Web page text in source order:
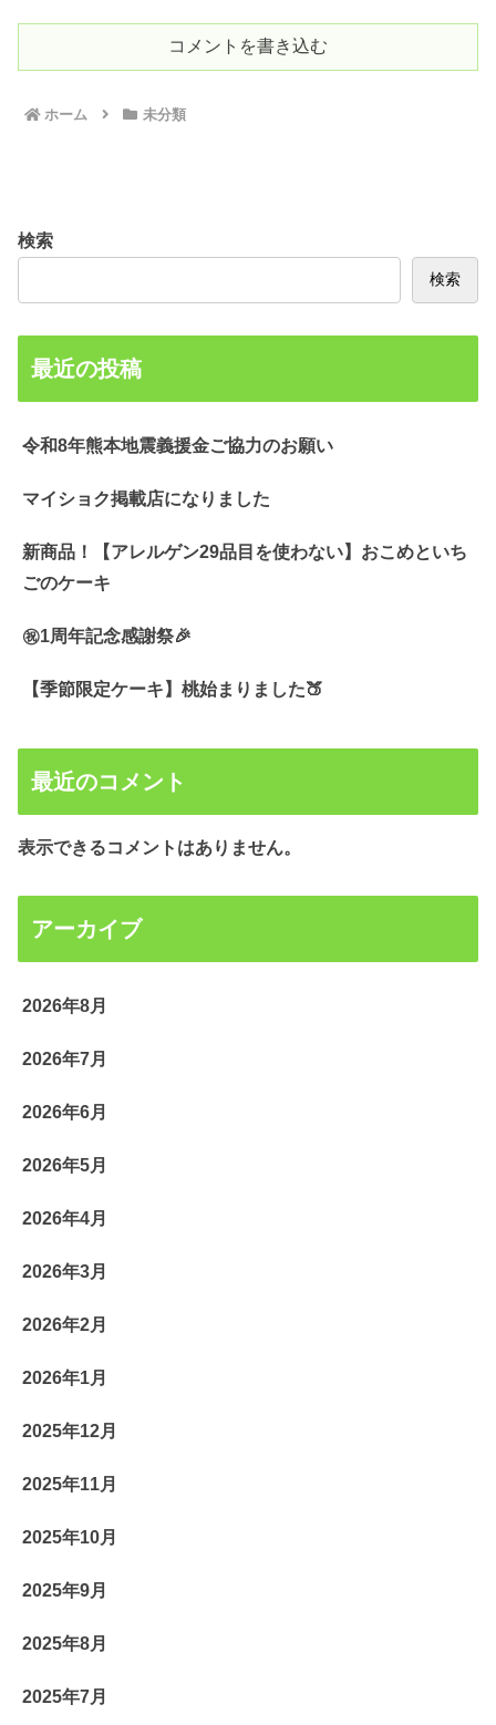
コメントを書き込む
ホーム 未分類
検索
検索
最近の投稿
令和8年熊本地震義援金ご協力のお願い
マイショク掲載店になりました
新商品！【アレルゲン29品目を使わない】おこめといち
ごのケーキ
㊗️1周年記念感謝祭🎉
【季節限定ケーキ】桃始まりました🍑
最近のコメント
表示できるコメントはありません。
アーカイブ
2026年8月
2026年7月
2026年6月
2026年5月
2026年4月
2026年3月
2026年2月
2026年1月
2025年12月
2025年11月
2025年10月
2025年9月
2025年8月
2025年7月